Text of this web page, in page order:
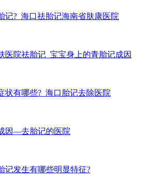
记?_海口祛胎记海南省肤康医院
医院祛胎记_宝宝身上的青胎记成因
状有哪些?_海口胎记去除医院
因—去胎记的医院
记发生有哪些明显特征?